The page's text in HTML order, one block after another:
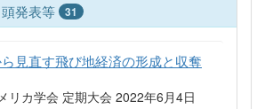
発表等 31
見直す飛び地経済の形成と収奪
リカ学会 定期大会 2022年6月4日